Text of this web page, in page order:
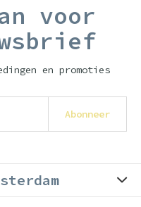
voor
en promoties
Abonneer